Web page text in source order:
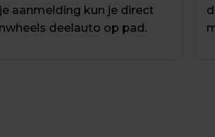
aanmelding kun je direct
deelauto op pad.